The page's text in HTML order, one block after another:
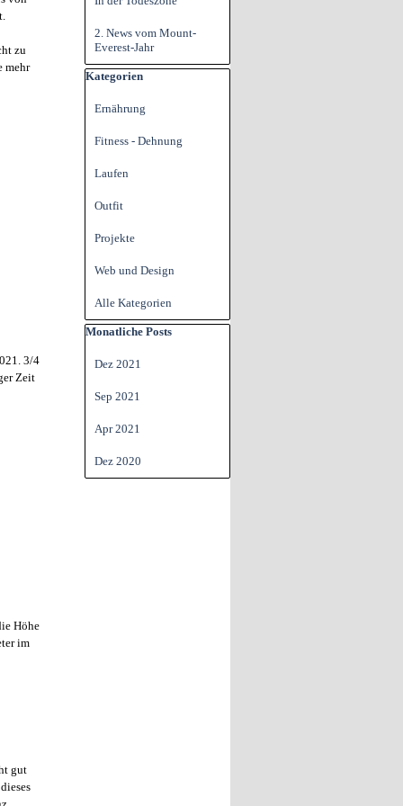
zu
mehr
3/4
Zeit
Höhe
im
gut
2. News vom Mount-
Everest-Jahr
Block überspringen Kategorien
Kategorien
Ernährung
Fitness - Dehnung
Laufen
Outfit
Projekte
Web und Design
Alle Kategorien
Block überspringen Monatliche Posts
Monatliche Posts
Dez 2021
Sep 2021
Apr 2021
Dez 2020